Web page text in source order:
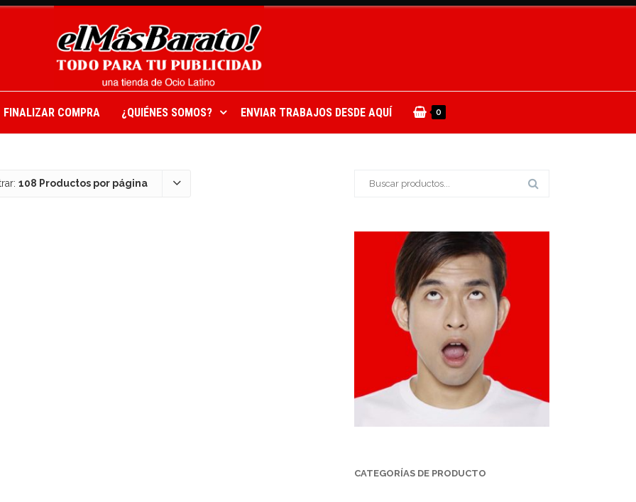
FINALIZAR COMPRA ¿QUIÉNES SOMOS? ENVIAR TRABAJOS DESDE AQUÍ 0
108 Productos por página
CATEGORÍAS DE PRODUCTO